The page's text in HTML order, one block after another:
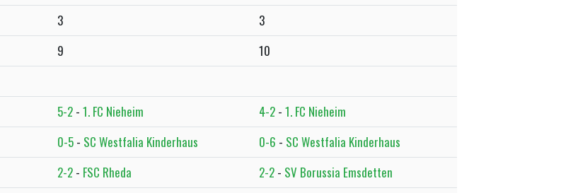
3
3
9 10
5-2 - 1. FC Nieheim 4-2 - 1. FC Nieheim
0-5 - SC Westfalia Kinderhaus 0-6 - SC Westfalia Kinderhaus
2-2 - FSC Rheda 2-2 - SV Borussia Emsdetten